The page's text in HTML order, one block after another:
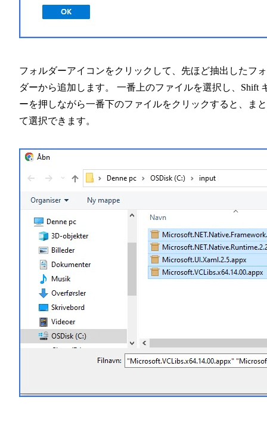
フォルダーアイコンをクリックして、先ほど抽出したフ
ダーから追加します。 一番上のファイルを選択し、Shift
ーを押しながら一番下のファイルをクリックすると、ま
て選択できます。